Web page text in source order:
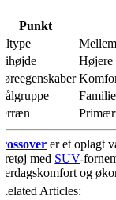
Punkt
Højere
er et oplagt
med SUV-
og
Related Articles: